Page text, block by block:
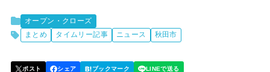
オープン・クローズ
まとめ
タイムリー記事 ニュース 秋田市